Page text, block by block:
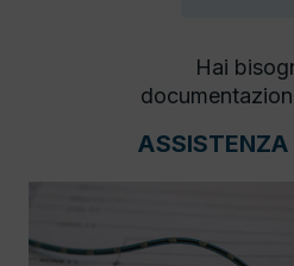
Hai
ASSISTENZA